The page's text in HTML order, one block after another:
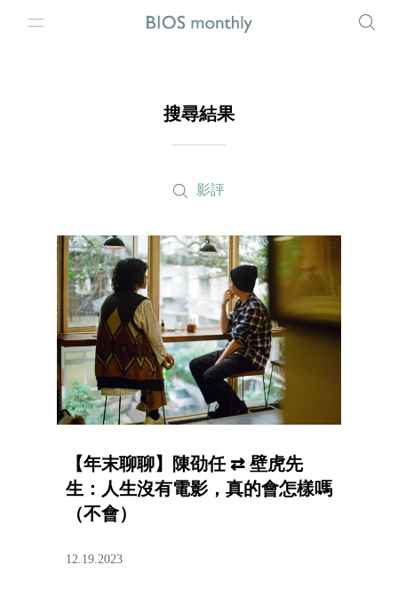
搜尋結果
影評
【年末聊聊】陳劭任 ⇄ 壁虎先
生：人生沒有電影，真的會怎樣嗎
（不會）
12.19.2023